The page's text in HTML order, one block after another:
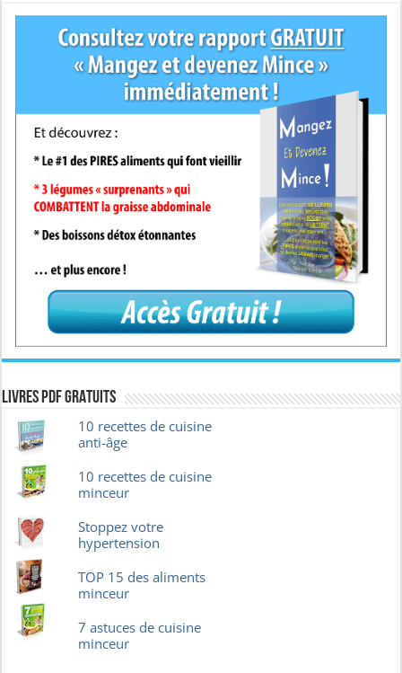
Livres pdf GRATUITS
10 recettes de cuisine
anti-âge
10 recettes de cuisine
minceur
Stoppez votre
hypertension
TOP 15 des aliments
minceur
7 astuces de cuisine
minceur